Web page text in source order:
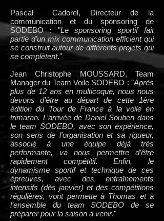
Pascal Cadorel, Directeur de la
communication et du sponsoring de
SODEBO : "Le sponsoring sportif fait
partie d’un mix communication efficient qui
se construit autour de différents projets qui
se complètent."
Jean Christophe MOUSSARD, Team
Manager du Team Voile SODEBO : "Après
plus de 12 ans en multicoque, nous nous
devons d’être au départ de cette 1ère
édition du Tour de France à la voile en
trimaran. L’arrivée de Daniel Souben dans
le team SODEBO, avec son expérience,
son sens de l'organisation et sa rigueur,
associé à une équipe déjà très
performante, va nous permettre d’être
rapidement compétitif. Enfin, le
dynamisme sportif et technique de ces
épreuves, avec des entraînements
intensifs (dès janvier) et des compétitions
régulières, vont permette à Thomas et à
l’ensemble du team SODEBO de se
préparer pour la saison à venir."